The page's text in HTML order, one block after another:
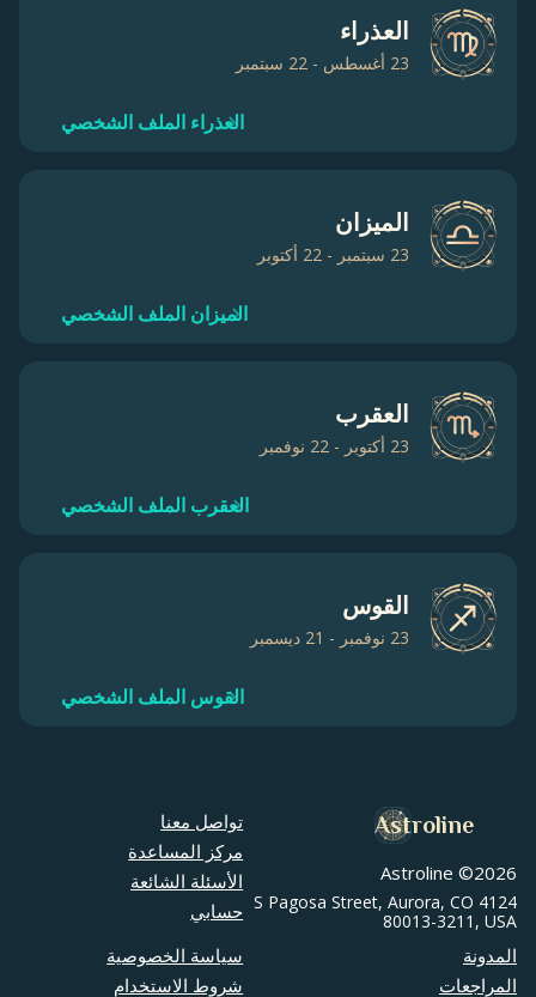
العذراء
23 أغسطس - 22 سبتمبر
العذراء الملف الشخصي
الميزان
23 سبتمبر - 22 أكتوبر
الميزان الملف الشخصي
العقرب
23 أكتوبر - 22 نوفمبر
العقرب الملف الشخصي
القوس
23 نوفمبر - 21 ديسمبر
القوس الملف الشخصي
Astroline
Astroline ©2026
4124 S Pagosa Street, Aurora, CO
80013-3211, USA
تواصل معنا
مركز المساعدة
الأسئلة الشائعة
حسابي
المدونة
المراجعات
سياسة الخصوصية
شروط الاستخدام